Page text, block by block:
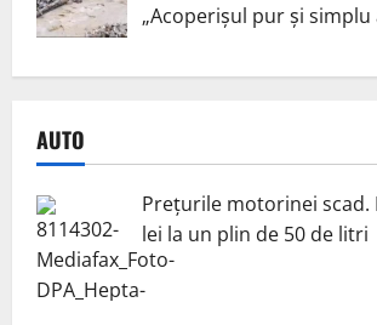
„Acoperișul pur și simplu
AUTO
Prețurile motorinei scad.
lei la un plin de 50 de litri